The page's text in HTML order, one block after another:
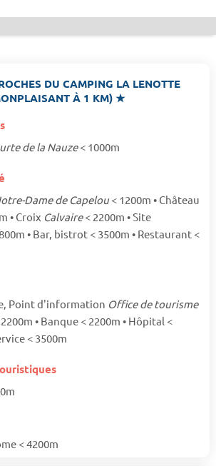
DU CAMPING LA LENOTTE
À 1 KM) ★
de la Nauze< 1000m
Dame de Capelou< 1200m • Château
• Croix Calvaire< 2200m • Site
• Bar, bistrot < 3500m • Restaurant <
Point d'information Office de tourisme
• Banque < 2200m • Hôpital <
< 3500m
< 4200m